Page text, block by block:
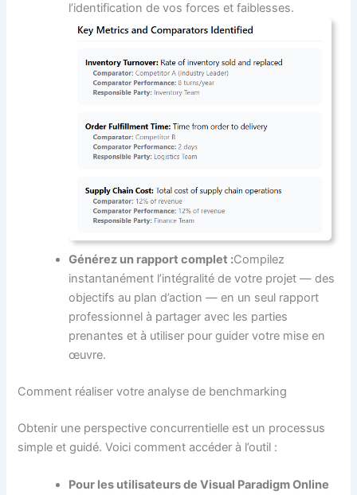
l’identification de vos forces et faiblesses.
Générez un rapport complet :Compilez
instantanément l’intégralité de votre projet — des
objectifs au plan d’action — en un seul rapport
professionnel à partager avec les parties
prenantes et à utiliser pour guider votre mise en
œuvre.
Comment réaliser votre analyse de benchmarking
Obtenir une perspective concurrentielle est un processus
simple et guidé. Voici comment accéder à l’outil :
Pour les utilisateurs de Visual Paradigm Online